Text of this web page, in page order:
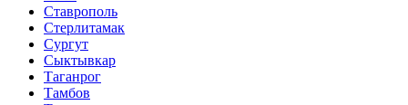
Ставрополь
Стерлитамак
Сургут
Сыктывкар
Таганрог
Тамбов